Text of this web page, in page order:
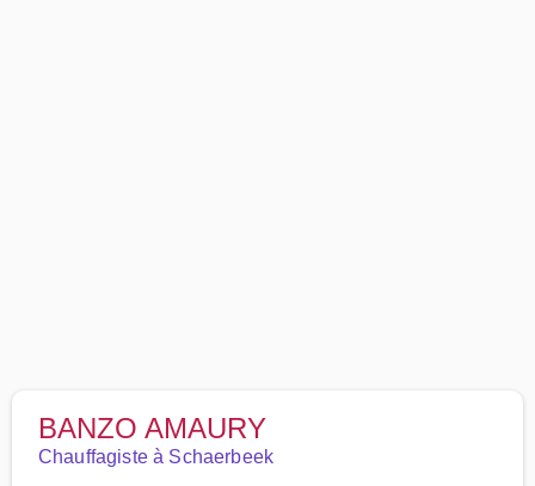
BANZO AMAURY
Chauffagiste à Schaerbeek